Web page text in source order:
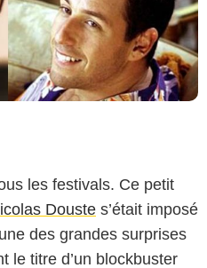
les festivals. Ce petit
Douste s’était imposé
des grandes surprises
le titre d’un blockbuster